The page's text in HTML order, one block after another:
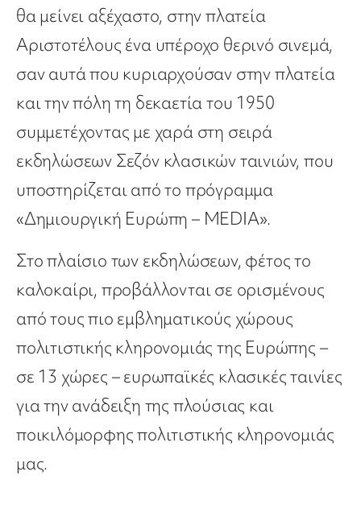
θα μείνει αξέχαστο, στην πλατεία
Αριστοτέλους ένα υπέροχο θερινό σινεμά,
σαν αυτά που κυριαρχούσαν στην πλατεία
και την πόλη τη δεκαετία του 1950
συμμετέχοντας με χαρά στη σειρά
εκδηλώσεων Σεζόν κλασικών ταινιών, που
υποστηρίζεται από το πρόγραμμα
«Δημιουργική Ευρώπη – MEDIA».
Στο πλαίσιο των εκδηλώσεων, φέτος το
καλοκαίρι, προβάλλονται σε ορισμένους
από τους πιο εμβληματικούς χώρους
πολιτιστικής κληρονομιάς της Ευρώπης –
σε 13 χώρες – ευρωπαϊκές κλασικές ταινίες
για την ανάδειξη της πλούσιας και
ποικιλόμορφης πολιτιστικής κληρονομιάς
μας.